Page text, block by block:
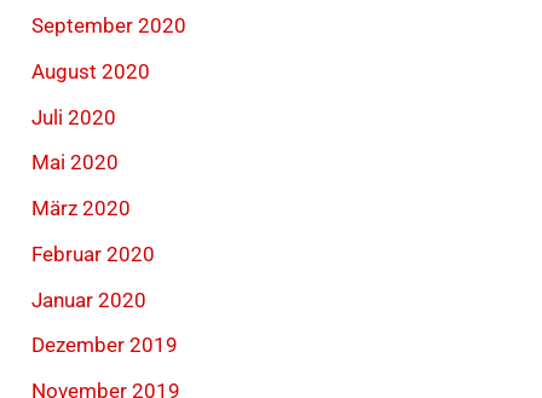
September 2020
August 2020
Juli 2020
Mai 2020
März 2020
Februar 2020
Januar 2020
Dezember 2019
November 2019